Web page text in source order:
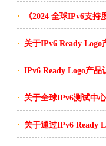
《2024 全球IPv6支持
关于IPv6 Ready
IPv6 Ready Logo产品
关于全球IPv6测试中
关于通过IPv6 Ready